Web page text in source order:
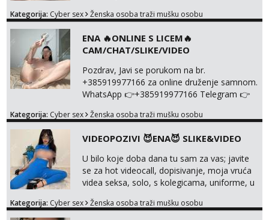
@enafriedrichkis Radim samo ONLINE I
Kategorija: Cyber sex Ženska osoba traži mušku osobu
ENA 🔥ONLINE S LICEM🔥
CAM/CHAT/SLIKE/VIDEO
Pozdrav, Javi se porukom na br.
+385919977166 za online druženje samnom.
WhatsApp 👉+385919977166 Telegram 👉
solo i s partnerom, kolegicama
haljine, štikle, samostojeće itd. Nudim
svakakva videa seksa, pušenje, razne
lokacije, suradnje s kolegicama, fetiši..
Dopisivanje i slike također radim. NIŠTA UŽI...
Kategorija: Cyber sex Ženska osoba traži mušku osobu
VIDEOPOZIVI 😈ENA😈 SLIKE&VIDEO
U bilo koje doba dana tu sam za vas; javite
se za hot videocall, dopisivanje, moja vruća
videa seksa, solo, s kolegicama, uniforme, u
+385919977166 Telegram 👉
Kategorija: Cyber sex Ženska osoba traži mušku osobu